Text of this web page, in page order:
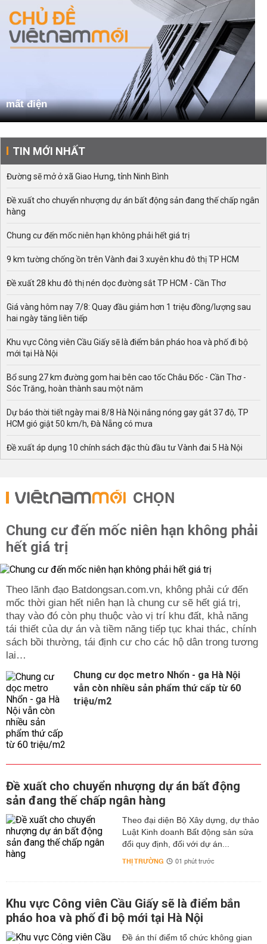
mất điện
TIN MỚI NHẤT
Đường sẽ mở ở xã Giao Hưng, tỉnh Ninh Bình
Đề xuất cho chuyển nhượng dự án bất động sản đang thế chấp ngân
hàng
Chung cư đến mốc niên hạn không phải hết giá trị
9 km tường chống ồn trên Vành đai 3 xuyên khu đô thị TP HCM
Đề xuất 28 khu đô thị nén dọc đường sắt TP HCM - Cần Thơ
Giá vàng hôm nay 7/8: Quay đầu giảm hơn 1 triệu đồng/lượng sau
hai ngày tăng liên tiếp
Khu vực Công viên Cầu Giấy sẽ là điểm bắn pháo hoa và phố đi bộ
mới tại Hà Nội
Bổ sung 27 km đường gom hai bên cao tốc Châu Đốc - Cần Thơ -
Sóc Trăng, hoàn thành sau một năm
Dự báo thời tiết ngày mai 8/8 Hà Nội nắng nóng gay gắt 37 độ, TP
HCM gió giật 50 km/h, Đà Nẵng có mưa
Đề xuất áp dụng 10 chính sách đặc thù đầu tư Vành đai 5 Hà Nội
CHỌN
Chung cư đến mốc niên hạn không phải
hết giá trị
Theo lãnh đạo Batdongsan.com.vn, không phải cứ đến
mốc thời gian hết niên hạn là chung cư sẽ hết giá trị,
thay vào đó còn phụ thuộc vào vị trí khu đất, khả năng
tái thiết của dự án và tiềm năng tiếp tục khai thác, chính
sách bồi thường, tái định cư cho các hộ dân trong tương
lai…
Chung cư dọc metro Nhổn - ga Hà Nội
vẫn còn nhiều sản phẩm thứ cấp từ 60
triệu/m2
Đề xuất cho chuyển nhượng dự án bất động
sản đang thế chấp ngân hàng
Theo đại diện Bộ Xây dựng, dự thảo
Luật Kinh doanh Bất động sản sửa
đổi quy định, đối với dự án...
THỊ TRƯỜNG 01 phút trước
Khu vực Công viên Cầu Giấy sẽ là điểm bắn
pháo hoa và phố đi bộ mới tại Hà Nội
Đề án thí điểm tổ chức không gian